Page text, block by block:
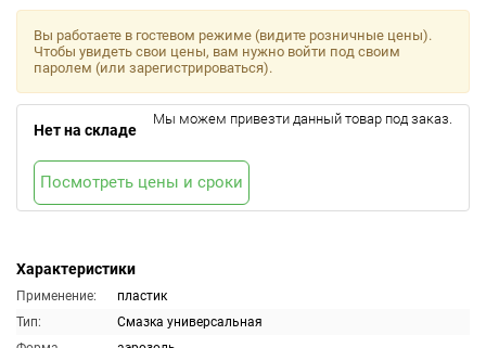
Характеристики
Применение:
пластик
Тип:
Смазка универсальная
Вы работаете в гостевом режиме (видите розничные цены).
Чтобы увидеть свои цены, вам нужно войти под своим
паролем (или зарегистрироваться).
Нет на складе
Мы можем привезти данный товар под заказ.
Посмотреть цены и сроки